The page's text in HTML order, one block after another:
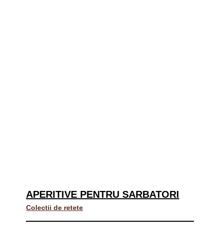
APERITIVE PENTRU SARBATORI
Colectii de retete